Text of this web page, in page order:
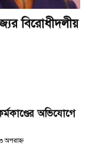
বিরোধীদলীয়
অভিযোগে
অপরাহ্ণ